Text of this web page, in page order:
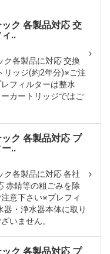
ク 各製品対応 交
..
ク各製品に対応 交換
リッジ(約2年分)※ご注
フィルターは整水
カートリッジではご
ク 各製品対応 プ
..
ク各製品に対応 各社
赤錆等の粗ごみを除
意下さい※プレフィ
器・浄水器本体に取り
いません。
ク 各製品対応 プ